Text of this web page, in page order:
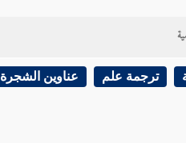
ترجمة علم عناوين الشجرة